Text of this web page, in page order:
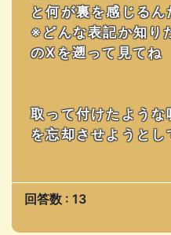
と何が裏を感じるん
※どんな表記か知り
のXを遡って見てね
取って付けたよう
を忘却させようと
回答数 : 13